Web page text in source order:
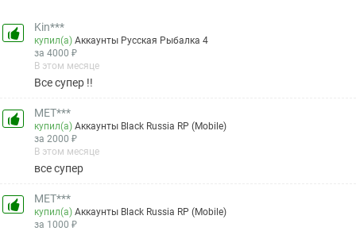
Kin***
купил(а)Аккаунты Русская Рыбалка 4
за 4000 ₽
В этом месяце
Все супер !!
MET***
купил(а)Аккаунты Black Russia RP (Mobile)
за 2000 ₽
В этом месяце
все супер
MET***
купил(а)Аккаунты Black Russia RP (Mobile)
за 1000 ₽